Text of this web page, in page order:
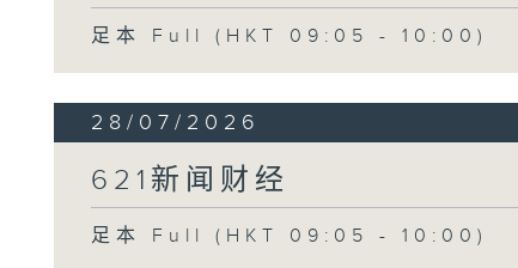
足本 Full (HKT 09:05 - 10:00)
28/07/2026
621新闻财经
足本 Full (HKT 09:05 - 10:00)